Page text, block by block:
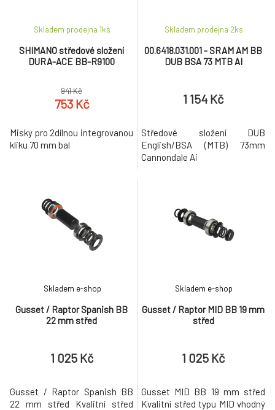
SHIMANO středové složení
DURA-ACE BB-R9100
Skladem prodejna 1ks
941 Kč
753 Kč
Misky pro 2dílnou integrovanou
kliku 70 mm bal
00.6418.031.001 - SRAM AM BB
DUB BSA 73 MTB AI
Skladem prodejna 2ks
1 154 Kč
Středové složení DUB
English/BSA (MTB) 73mm
Cannondale Ai
Gusset / Raptor Spanish BB
22 mm střed
Skladem e-shop
1 025 Kč
Gusset / Raptor Spanish BB
22 mm střed Kvalitní střed
Gusset / Raptor MID BB 19 mm
střed
Skladem e-shop
1 025 Kč
Gusset MID BB 19 mm střed
Kvalitní střed typu MID vhodný